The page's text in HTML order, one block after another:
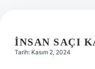
İNSAN SAÇI
Tarih: Kasım 2, 2024